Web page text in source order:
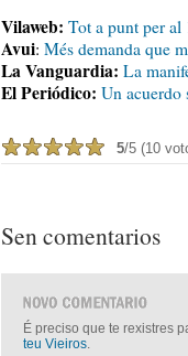
Vilaweb: Tot a punt per al
Avui: Més demanda que
La Vanguardia: La
El Periódico: Un acuerdo
5/5 (10
Sen comentarios
É preciso que te rexistres
teu Vieiros.